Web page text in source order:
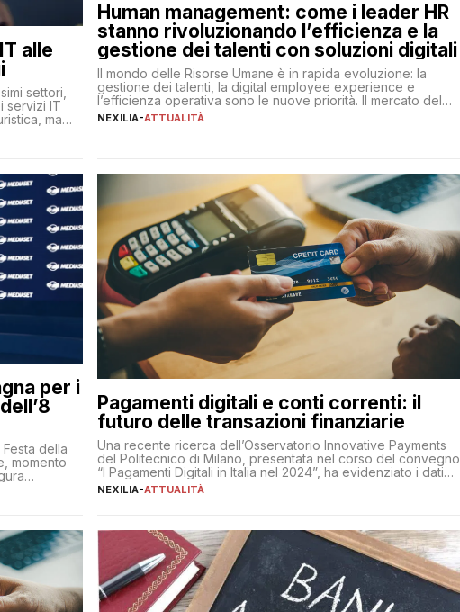
alle
settori,
servizi IT
ma
Human management: come i leader HR
stanno rivoluzionando l’efficienza e la
gestione dei talenti con soluzioni digitali
Il mondo delle Risorse Umane è in rapida evoluzione: la
gestione dei talenti, la digital employee experience e
l’efficienza operativa sono le nuove priorità. Il mercato del
lavoro, d’altra parte, è sempre più competitivo con una lotta
NEXILIA-ATTUALITÀ
per i
della
momento
un
Pagamenti digitali e conti correnti: il
futuro delle transazioni finanziarie
Una recente ricerca dell’Osservatorio Innovative Payments
del Politecnico di Milano, presentata nel corso del convegno
“I Pagamenti Digitali in Italia nel 2024”, ha evidenziato i dati
definitivi del primo semestre 2024 relativamente alle
NEXILIA-ATTUALITÀ